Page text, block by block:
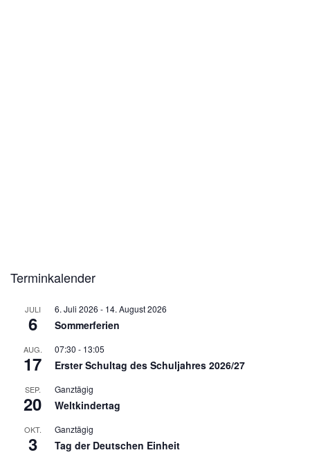
Terminkalender
JULI
6
6. Juli 2026 - 14. August 2026
Sommerferien
AUG.
17
07:30 - 13:05
Erster Schultag des Schuljahres 2026/27
SEP.
20
Ganztägig
Weltkindertag
OKT.
3
Ganztägig
Tag der Deutschen Einheit